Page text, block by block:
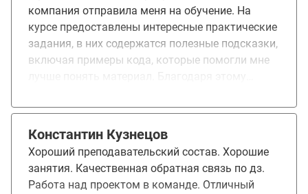
компания отправила меня на обучение. На
курсе предоставлены интересные практические
задания, в них содержатся полезные подсказки,
включая примеры кода, которые помогли мне
изучила новые и полезные навыки.
Константин Кузнецов
Хороший преподавательский состав. Хорошие
занятия. Качественная обратная связь по дз.
Работа над проектом в команде. Отличный